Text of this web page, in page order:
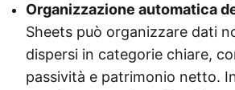
Organizzazione automatica
Sheets può organizzare dati
dispersi in categorie chiare,
passività e patrimonio netto.